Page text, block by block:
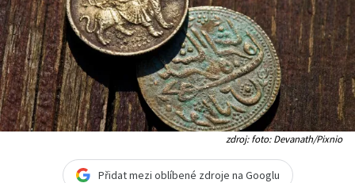
zdroj: foto: Devanath/Pixnio
Přidat mezi oblíbené zdroje na Googlu